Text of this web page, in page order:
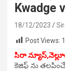
Kwadge
18/12/2023
Post Views:
సిరా న్యూస్,
కెజిఫ్ ను